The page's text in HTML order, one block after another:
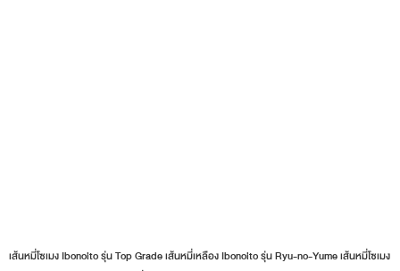
เส้นหมี่โซเมง Ibonoito รุ่น Top Grade เส้นหมี่เหลือง Ibonoito รุ่น Ryu-no-Yume เส้นหมี่โซเมง